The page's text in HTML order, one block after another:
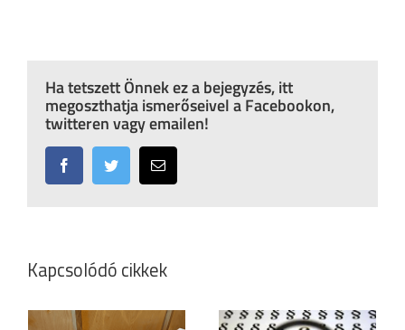
Ha tetszett Önnek ez a bejegyzés, itt
megoszthatja ismerőseivel a Facebookon,
twitteren vagy emailen!
FacebookTwitter Email:
Kapcsolódó cikkek